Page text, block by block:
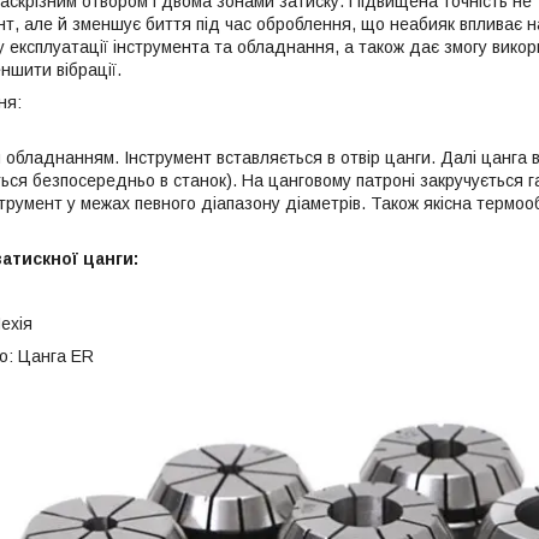
але й зменшує биття під час оброблення, що неабияк впливає
експлуатації інструмента та обладнання, а також дає змогу
вібрації.
Інструмент вставляється в отвір цанги. Далі цанга
безпосередньо в станок). На цанговому патроні закручується
у межах певного діапазону діаметрів. Також якісна
цанги:
Цанга ER